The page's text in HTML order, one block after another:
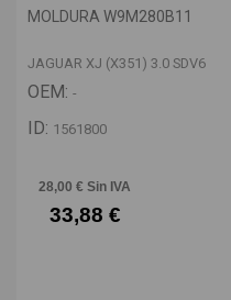
MOLDURA W9M280B11
JAGUAR XJ (X351) 3.0 SDV6
OEM: -
ID: 1561800
28,00 € Sin IVA
33,88 €